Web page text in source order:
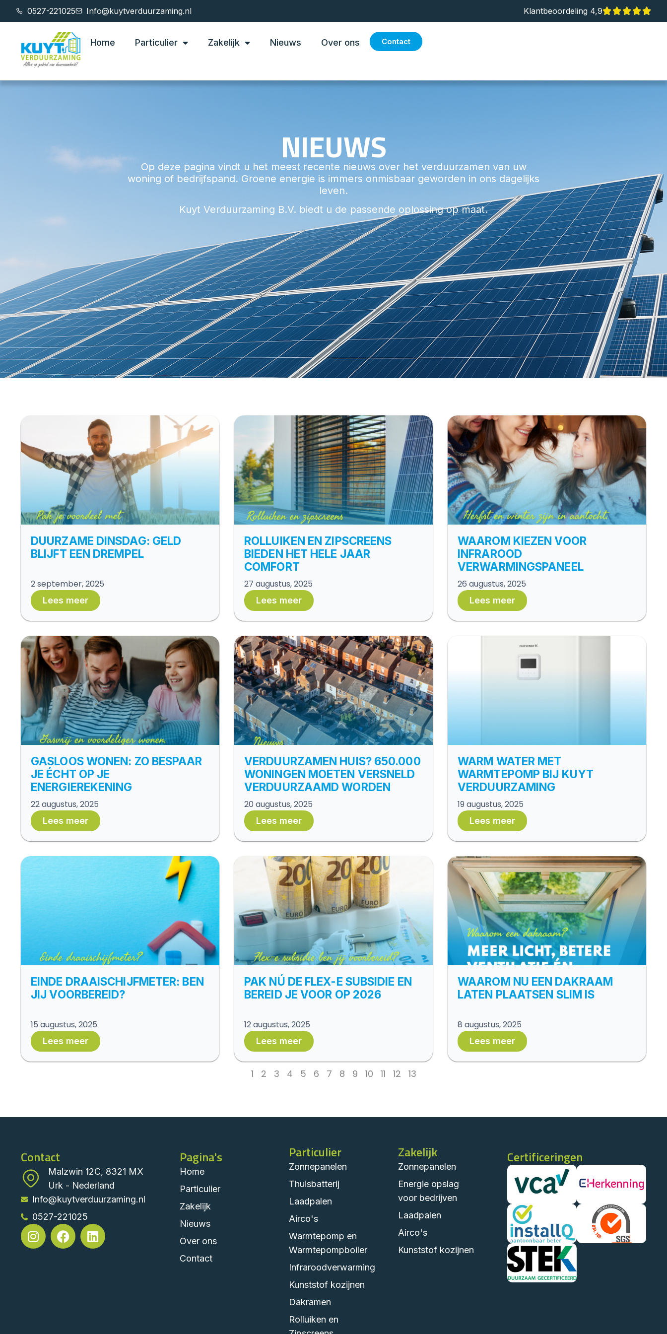
0527-221025 Info@kuytverduurzaming.nl Klantbeoordeling 4,9
Home Particulier Zakelijk Nieuws Over ons Contact
NIEUWS
Op deze pagina vindt u het meest recente nieuws over het verduurzamen van uw
woning of bedrijfspand. Groene energie is immers onmisbaar geworden in ons dagelijks
leven.
Kuyt Verduurzaming B.V. biedt u de passende oplossing op maat.
DUURZAME DINSDAG: GELD
BLIJFT EEN DREMPEL
2 september, 2025
Lees meer
ROLLUIKEN EN ZIPSCREENS
BIEDEN HET HELE JAAR
COMFORT
27 augustus, 2025
Lees meer
WAAROM KIEZEN VOOR
INFRAROOD
VERWARMINGSPANEEL
26 augustus, 2025
Lees meer
GASLOOS WONEN: ZO BESPAAR
JE ÉCHT OP JE
ENERGIEREKENING
22 augustus, 2025
Lees meer
VERDUURZAMEN HUIS? 650.000
WONINGEN MOETEN VERSNELD
VERDUURZAAMD WORDEN
20 augustus, 2025
Lees meer
WARM WATER MET
WARMTEPOMP BIJ KUYT
VERDUURZAMING
19 augustus, 2025
Lees meer
EINDE DRAAISCHIJFMETER: BEN
JIJ VOORBEREID?
15 augustus, 2025
Lees meer
PAK NÚ DE FLEX-E SUBSIDIE EN
BEREID JE VOOR OP 2026
12 augustus, 2025
Lees meer
WAAROM NU EEN DAKRAAM
LATEN PLAATSEN SLIM IS
8 augustus, 2025
Lees meer
1 2 3 4 5 6 7 8 9 10 11 12 13
Contact
Malzwin 12C, 8321 MX
Urk - Nederland
Info@kuytverduurzaming.nl
0527-221025
Pagina's
Home
Particulier
Zakelijk
Nieuws
Over ons
Contact
Particulier
Zonnepanelen
Thuisbatterij
Laadpalen
Airco's
Warmtepomp en
Warmtepompboiler
Infraroodverwarming
Kunststof kozijnen
Dakramen
Rolluiken en
Zakelijk
Zonnepanelen
Energie opslag
voor bedrijven
Laadpalen
Airco's
Kunststof kozijnen
Certificeringen